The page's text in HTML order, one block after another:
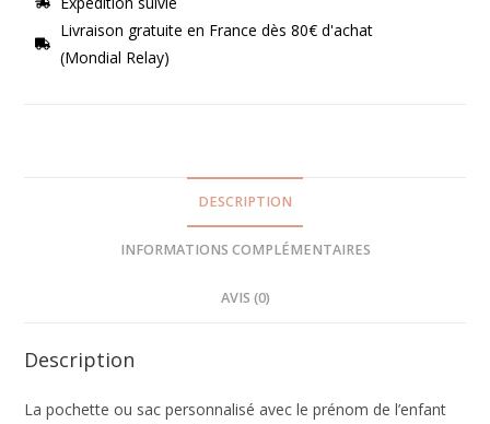
Livraison gratuite en France dès 80€ d'achat
(Mondial Relay)
DESCRIPTION
INFORMATIONS COMPLÉMENTAIRES
AVIS (0)
Description
La pochette ou sac personnalisé avec le prénom de l’enfant